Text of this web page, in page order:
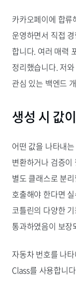
카카오페이에 합
운영하면서 직접
합니다. 여러 매력
정리했습니다. 저
관심 있는 백엔드
생성 시 값
어떤 값을 나타내
변환하거나 검증이
별도 클래스로 분
호출해야 한다면
코틀린의 다양한
통과하였음이 보
자동차 번호를 나
Class를 사용합니